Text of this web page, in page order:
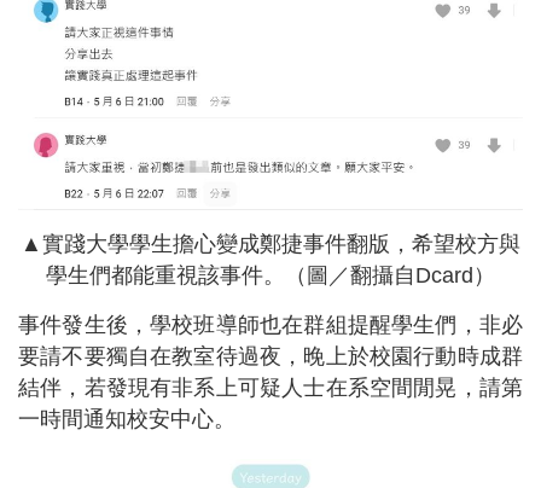
▲實踐大學學生擔心變成鄭捷事件翻版，希望校方與
學生們都能重視該事件。（圖／翻攝自Dcard）
事件發生後，學校班導師也在群組提醒學生們，非必
要請不要獨自在教室待過夜，晚上於校園行動時成群
結伴，若發現有非系上可疑人士在系空間閒晃，請第
一時間通知校安中心。